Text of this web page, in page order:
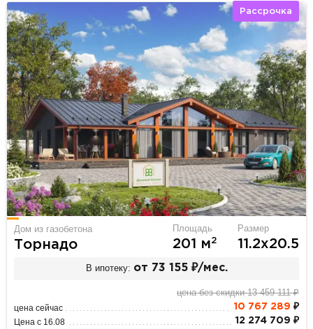
Рассрочка
Дом из газобетона
Торнадо
Площадь
201 м2
Размер
11.2х20.5
В ипотеку: от 73 155 ₽/мес.
цена без скидки 13 459 111 ₽
цена сейчас 10 767 289 ₽
Цена с 16.08 12 274 709 ₽